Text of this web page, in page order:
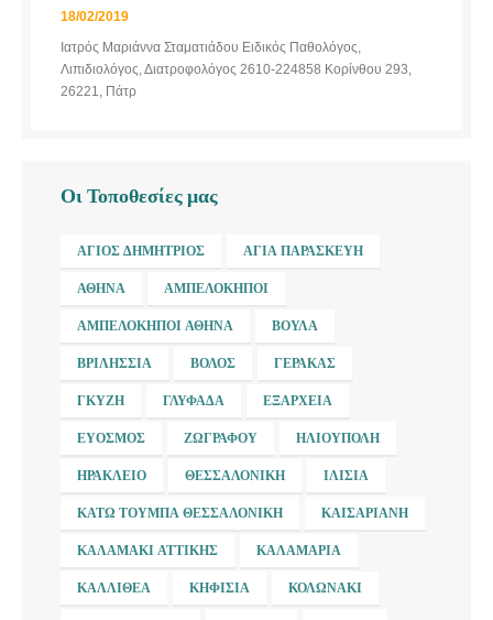
18/02/2019
Ιατρός Μαριάννα Σταματιάδου Ειδικός Παθολόγος,
Λιπιδιολόγος, Διατροφολόγος 2610-224858 Κορίνθου 293,
26221, Πάτρ
Οι Τοποθεσίες μας
ΆΓΙΟΣ ΔΗΜΉΤΡΙΟΣ ΑΓΊΑ ΠΑΡΑΣΚΕΥΉ
ΑΘΉΝΑ ΑΜΠΕΛΌΚΗΠΟΙ
ΑΜΠΕΛΌΚΗΠΟΙ ΑΘΉΝΑ ΒΟΎΛΑ
ΒΡΙΛΉΣΣΙΑ ΒΌΛΟΣ ΓΈΡΑΚΑΣ
ΓΚΎΖΗ ΓΛΥΦΆΔΑ ΕΞΆΡΧΕΙΑ
ΕΎΟΣΜΟΣ ΖΩΓΡΆΦΟΥ ΗΛΙΟΎΠΟΛΗ
ΗΡΆΚΛΕΙΟ ΘΕΣΣΑΛΟΝΊΚΗ ΙΛΊΣΙΑ
ΚΆΤΩ ΤΟΎΜΠΑ ΘΕΣΣΑΛΟΝΊΚΗ ΚΑΙΣΑΡΙΑΝΉ
ΚΑΛΑΜΆΚΙ ΑΤΤΙΚΉΣ ΚΑΛΑΜΑΡΙΆ
ΚΑΛΛΙΘΈΑ ΚΗΦΙΣΙΆ ΚΟΛΩΝΆΚΙ